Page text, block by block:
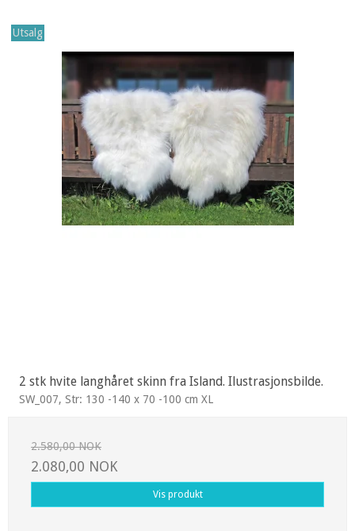
Utsalg
2 stk hvite langhåret skinn fra Island. Ilustrasjonsbilde.
SW_007, Str: 130 -140 x 70 -100 cm XL
2.580,00 NOK
2.080,00 NOK
Vis produkt